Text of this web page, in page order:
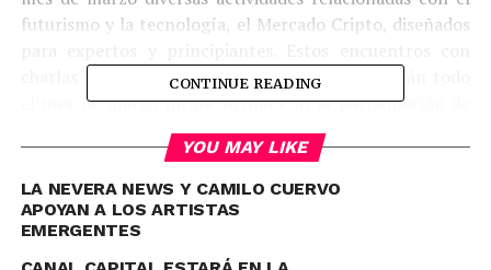
futurismo y la tecnología, el Mercado Cripto, diseñados
charlas tipo Webinar y Masterclass, se celebrarán todo
el mes de marzo forma virtual con la participación de
Germán Vargas, consultor empresarial y financiero, y
Diane Mendivelso, cofundadora de Trading Ontológico.
CONTINUE READING
YOU MAY LIKE
LA NEVERA NEWS Y CAMILO CUERVO
APOYAN A LOS ARTISTAS
EMERGENTES